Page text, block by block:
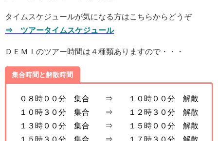
タイムスケジュールが気になる方はこちらからどうぞ
⇒ ツアータイムスケジュール
ＤＥＭＩのツアー時間は４種類ありますので・・・
集合時間と解散時間
０８時００分 集合 ⇒ １０時００分 解散
１０時３０分 集合 ⇒ １２時３０分 解散
１３時００分 集合 ⇒ １５時００分 解散
１５時３０分 集合 ⇒ １７時３０分 解散